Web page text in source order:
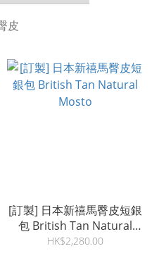
皮
[訂製] 日本新禧馬臀皮短銀
包 British Tan Natural
Mosto
HK$2,280.00